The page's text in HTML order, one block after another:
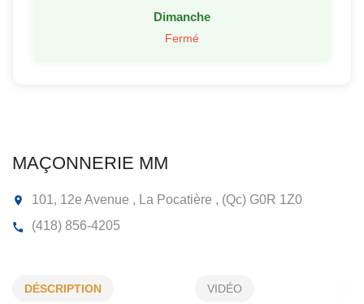
MAÇONNERIE MM
DÉSCRIPTION VIDÉO
Dimanche
Fermé